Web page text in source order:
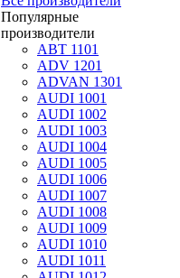
Популярные
производители
ABT 1101
ADV 1201
ADVAN 1301
AUDI 1001
AUDI 1002
AUDI 1003
AUDI 1004
AUDI 1005
AUDI 1006
AUDI 1007
AUDI 1008
AUDI 1009
AUDI 1010
AUDI 1011